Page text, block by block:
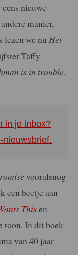
nieuwe
manier,
lezen we nu Het
Taffy
is in trouble,
in je inbox?
nieuwsbrief.
vooralsnog
een beetje aan
Thisen
toon. In dit boek
van 40 jaar